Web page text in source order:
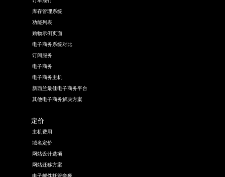
库存管理系统
功能列表
购物示例页面
电子商务系统对比
订阅服务
电子商务
电子商务主机
新西兰最佳电子商务平台
其他电子商务解决方案
定价
主机费用
域名定价
网站设计选项
网站迁移方案